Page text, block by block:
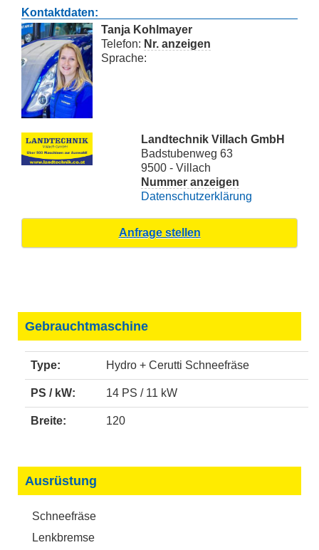
Kontaktdaten:
Tanja Kohlmayer
Telefon: Nr. anzeigen
Sprache:
Landtechnik Villach GmbH
Badstubenweg 63
9500 - Villach
Nummer anzeigen
Datenschutzerklärung
Gebrauchtmaschine
Type: Hydro + Cerutti Schneefräse
PS / kW: 14 PS / 11 kW
Breite: 120
Ausrüstung
Schneefräse
Lenkbremse